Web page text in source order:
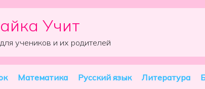
Учит
учеников и их родителей
Математика Русский язык Литература